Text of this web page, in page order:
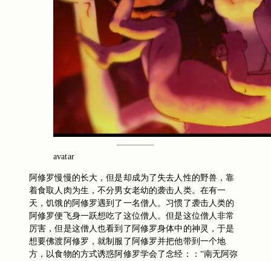
avatar
阿修罗慢慢的长大，但是却成为了失去人性的野兽，靠
着食取人肉为生，不分男女老幼的袭击人类。在有一
天，饥饿的阿修罗遇到了一名僧人。习惯了袭击人类的
阿修罗便飞身一跃想吃了这位僧人。但是这位僧人非常
厉害，但是这僧人也看到了阿修罗身体中的神灵，于是
想要佛渡阿修罗，就制服了阿修罗并把他带到一个地
方，以食物的方式诱惑阿修罗学会了念经：：“南无阿弥